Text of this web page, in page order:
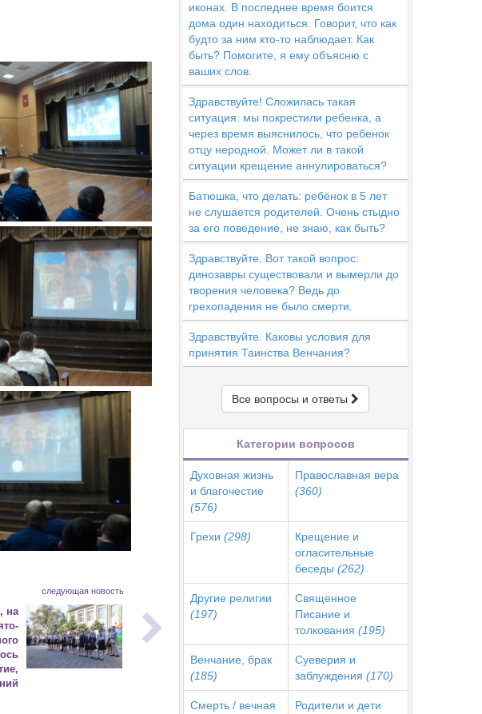
следующая новость
на
иконах. В последнее время боится
дома один находиться. Говорит, что как
будто за ним кто-то наблюдает. Как
быть? Помогите, я ему объясню с
ваших слов.
Здравствуйте! Сложилась такая
ситуация: мы покрестили ребенка, а
через время выяснилось, что ребенок
отцу неродной. Может ли в такой
ситуации крещение аннулироваться?
Батюшка, что делать: ребёнок в 5 лет
не слушается родителей. Очень стыдно
за его поведение, не знаю, как быть?
Здравствуйте. Вот такой вопрос:
динозавры существовали и вымерли до
творения человека? Ведь до
грехопадения не было смерти.
Здравствуйте. Каковы условия для
принятия Таинства Венчания?
Все вопросы и ответы
Категории вопросов
Духовная жизнь
и благочестие
(576)
Православная вера
(360)
Грехи (298)
Крещение и
огласительные
беседы (262)
Другие религии
(197)
Священное
Писание и
толкования (195)
Венчание, брак
(185)
Суеверия и
заблуждения (170)
Смерть / вечная
Родители и дети